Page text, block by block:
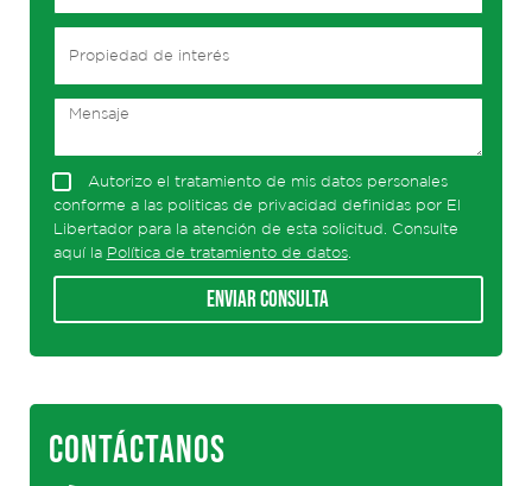
Autorizo el tratamiento de mis datos personales
conforme a las politicas de privacidad definidas por El
Libertador para la atención de esta solicitud. Consulte
aquí la Política de tratamiento de datos.
Enviar consulta
CONTÁCTANOS